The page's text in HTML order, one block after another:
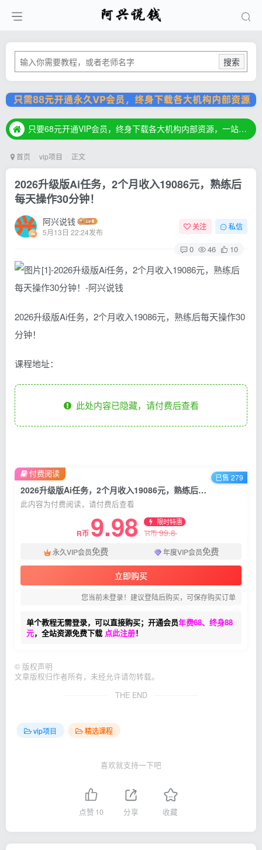
搜索
只要68元开通VIP会员，终身下载各大机构内部资源，一站式草根创业基地，最新最强网赚教程大全，小投入，大回报！
只要68元开通VIP会员，终身下载各大机构内部资源，一站式草根创业基地，最新最强网赚教程大全，小投入，大回报！
只要68元开通VIP会员，终身下载各大机构内部资源，一站式草根创业基地，最新最强网赚教程大全，小投入，大回报！
首页 vip项目 正文
2026升级版Ai任务，2个月收入19086元，熟练后
每天操作30分钟！
阿兴说钱
5月13日 22:24发布
关注 私信
0 46 10
2026升级版Ai任务，2个月收入19086元，熟练后每天操作30
分钟！
课程地址：
此处内容已隐藏，请付费后查看
2026升级版Ai任务，2个月收入19086元，熟练后每天操作30分钟！
此内容为付费阅读，请付费后查看
R币 9.98 限时特惠
R币99.8
永久VIP会员免费 年度VIP会员免费
立即购买
您当前未登录！建议登陆后购买，可保存购买订单
单个教程无需登录，可以直接购买；开通会员年费68、终身88
元，全站资源免费下载 点此注册！
付费阅读 已售 279
© 版权声明
文章版权归作者所有，未经允许请勿转载。
THE END
vip项目 精选课程
喜欢就支持一下吧
点赞 10 分享 收藏